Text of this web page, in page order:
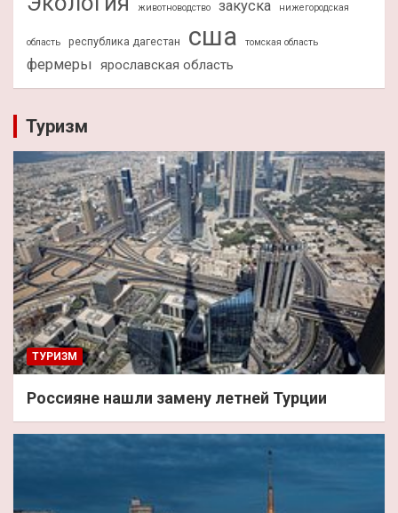
животноводство закуска нижегородская
область республика дагестан сша томская область
фермеры ярославская область
Туризм
ТУРИЗМ
Россияне нашли замену летней Турции